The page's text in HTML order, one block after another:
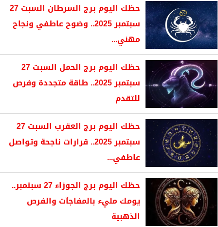
حظك اليوم برج السرطان السبت 27
سبتمبر 2025.. وضوح عاطفي ونجاح
مهني...
حظك اليوم برج الحمل السبت 27
سبتمبر 2025.. طاقة متجددة وفرص
للتقدم
حظك اليوم برج العقرب السبت 27
سبتمبر 2025.. قرارات ناجحة وتواصل
عاطفي...
حظك اليوم برج الجوزاء 27 سبتمبر..
يومك مليء بالمفاجآت والفرص
الذهبية